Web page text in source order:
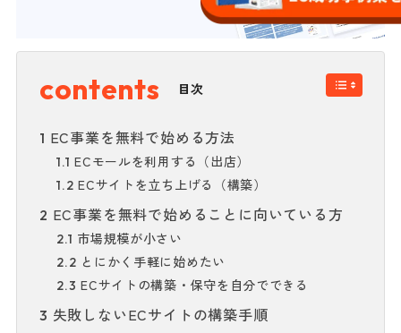
目次
1 EC事業を無料で始める方法
1.1 ECモールを利用する（出店）
1.2 ECサイトを立ち上げる（構築）
2 EC事業を無料で始めることに向いている方
2.1 市場規模が小さい
2.2 とにかく手軽に始めたい
2.3 ECサイトの構築・保守を自分でできる
3 失敗しないECサイトの構築手順